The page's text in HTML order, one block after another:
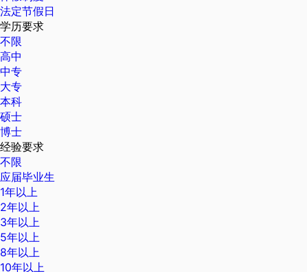
法定节假日
学历要求
不限
高中
中专
大专
本科
硕士
博士
经验要求
不限
应届毕业生
1年以上
2年以上
3年以上
5年以上
8年以上
10年以上